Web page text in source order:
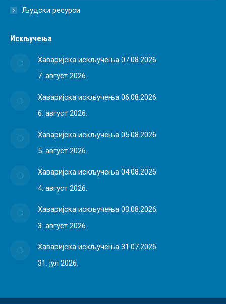
Људски ресурси
Искључења
Хаваријска искључења 07.08.2026.
7. август 2026.
Хаваријска искључења 06.08.2026.
6. август 2026.
Хаваријска искључења 05.08.2026.
5. август 2026.
Хаваријска искључења 04.08.2026.
4. август 2026.
Хаваријска искључења 03.08.2026.
3. август 2026.
Хаваријска искључења 31.07.2026.
31. јул 2026.